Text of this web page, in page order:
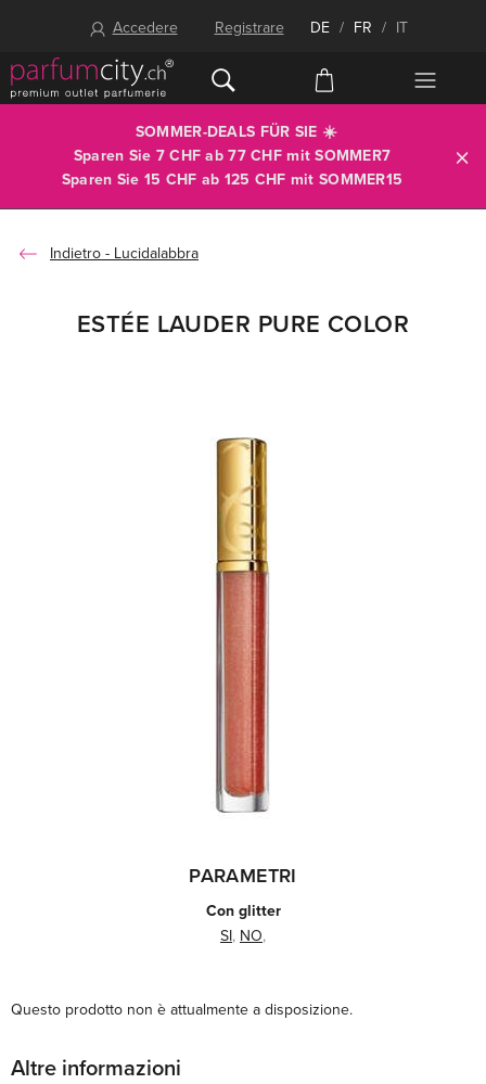
Accedere Registrare DE / FR / IT
SOMMER-DEALS FÜR SIE ☀️
Sparen Sie 7 CHF ab 77 CHF mitSOMMER7
Sparen Sie 15 CHF ab 125 CHF mit SOMMER15
Lucidalabbra
ESTÉE LAUDER PURE COLOR
PARAMETRI
Con glitter
SI, NO,
Questo prodotto non è attualmente a disposizione.
Altre informazioni